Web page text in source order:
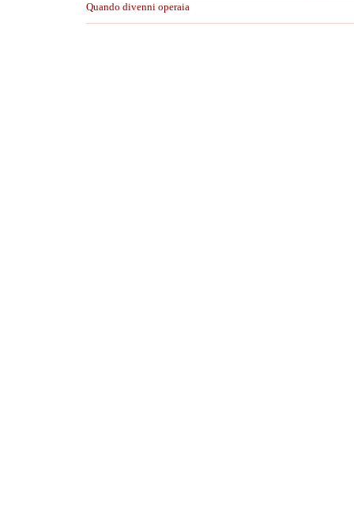
Quando divenni operaia